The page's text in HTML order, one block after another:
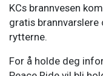
KCs brannvesen
gratis
rytterne.
For å holde deg